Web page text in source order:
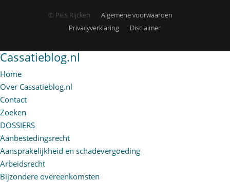
© Pels Rijcken
Algemene voorwaarden
Privacyverklaring
Disclaimer
Cassatieblog.nl
Home
Over Cassatieblog.nl
Contact
Zoeken
DOSSIERS
Aanbestedingsrecht
Aansprakelijkheid en schadevergoeding
Arbeidsrecht
Bijzondere overeenkomsten